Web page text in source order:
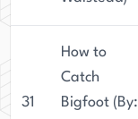
31
How to
Catch
Bigfoot (By: